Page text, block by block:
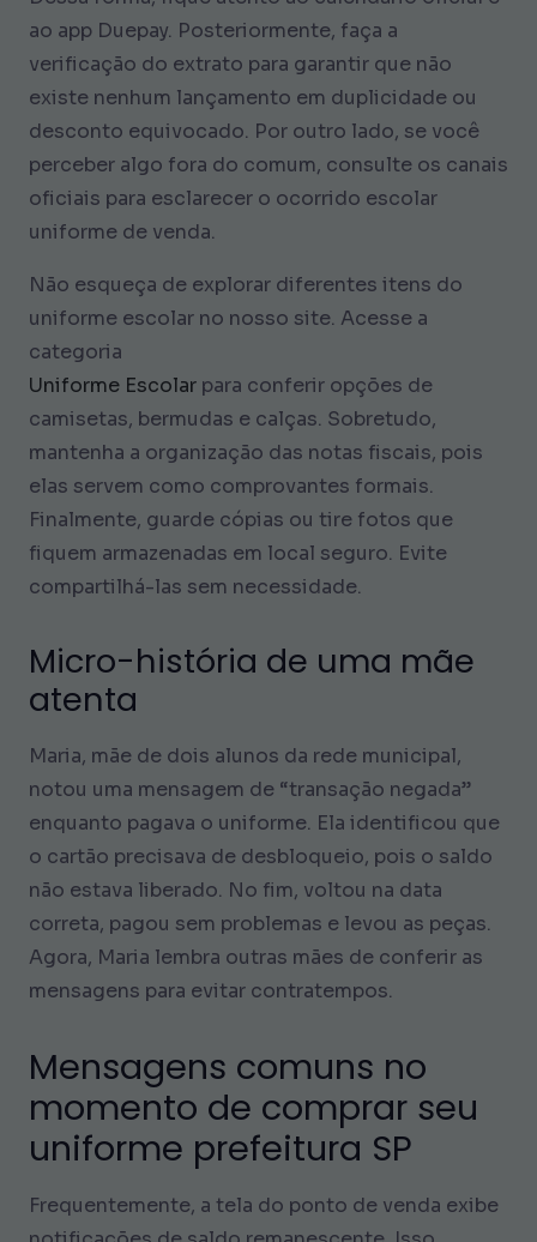
ao app Duepay. Posteriormente, faça a
verificação do extrato para garantir que não
existe nenhum lançamento em duplicidade ou
desconto equivocado. Por outro lado, se você
perceber algo fora do comum, consulte os canais
oficiais para esclarecer o ocorrido escolar
uniforme de venda.
Não esqueça de explorar diferentes itens do
uniforme escolar no nosso site. Acesse a
categoria
Uniforme Escolar para conferir opções de
camisetas, bermudas e calças. Sobretudo,
mantenha a organização das notas fiscais, pois
elas servem como comprovantes formais.
Finalmente, guarde cópias ou tire fotos que
fiquem armazenadas em local seguro. Evite
compartilhá-las sem necessidade.
Micro-história de uma mãe
atenta
Maria, mãe de dois alunos da rede municipal,
notou uma mensagem de “transação negada”
enquanto pagava o uniforme. Ela identificou que
o cartão precisava de desbloqueio, pois o saldo
não estava liberado. No fim, voltou na data
correta, pagou sem problemas e levou as peças.
Agora, Maria lembra outras mães de conferir as
mensagens para evitar contratempos.
Mensagens comuns no
momento de comprar seu
uniforme prefeitura SP
Frequentemente, a tela do ponto de venda exibe